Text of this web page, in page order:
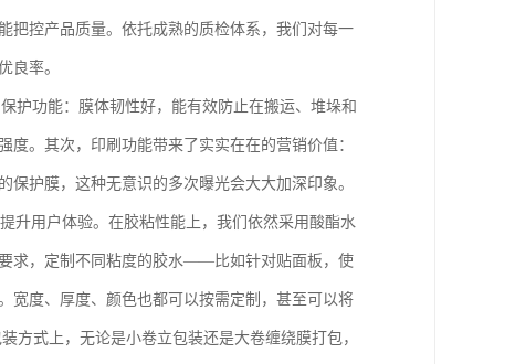
把控产品质量。依托成熟的质检体系，我们对每一
良率。
护功能：膜体韧性好，能有效防止在搬运、堆垛和
。其次，印刷功能带来了实实在在的营销价值：
护膜，这种无意识的多次曝光会大大加深印象。
升用户体验。在胶粘性能上，我们依然采用酸酯水
求，定制不同粘度的胶水——比如针对贴面板，使
宽度、厚度、颜色也都可以按需定制，甚至可以将
方式上，无论是小卷立包装还是大卷缠绕膜打包，